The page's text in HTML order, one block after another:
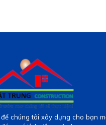
chúng tôi xây dựng cho bạn